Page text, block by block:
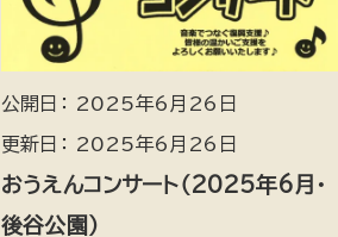
公開日： 2025年6月26日
更新日： 2025年6月26日
おうえんコンサート（2025年6月・
後谷公園）